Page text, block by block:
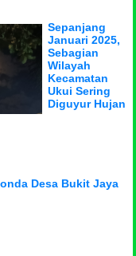
Sepanjang
Januari 2025,
Sebagian
Wilayah
Kecamatan
Ukui Sering
Diguyur Hujan
Desa Bukit Jaya